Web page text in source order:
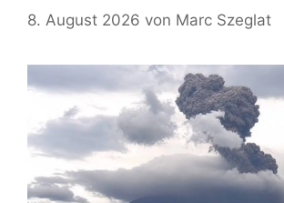
8. August 2026 von Marc Szeglat